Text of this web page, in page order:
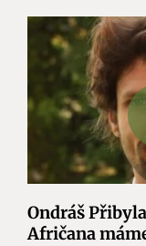
Ondráš
Afričana